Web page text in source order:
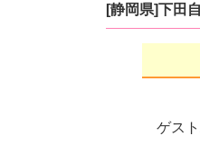
[静岡県]下田
ゲス